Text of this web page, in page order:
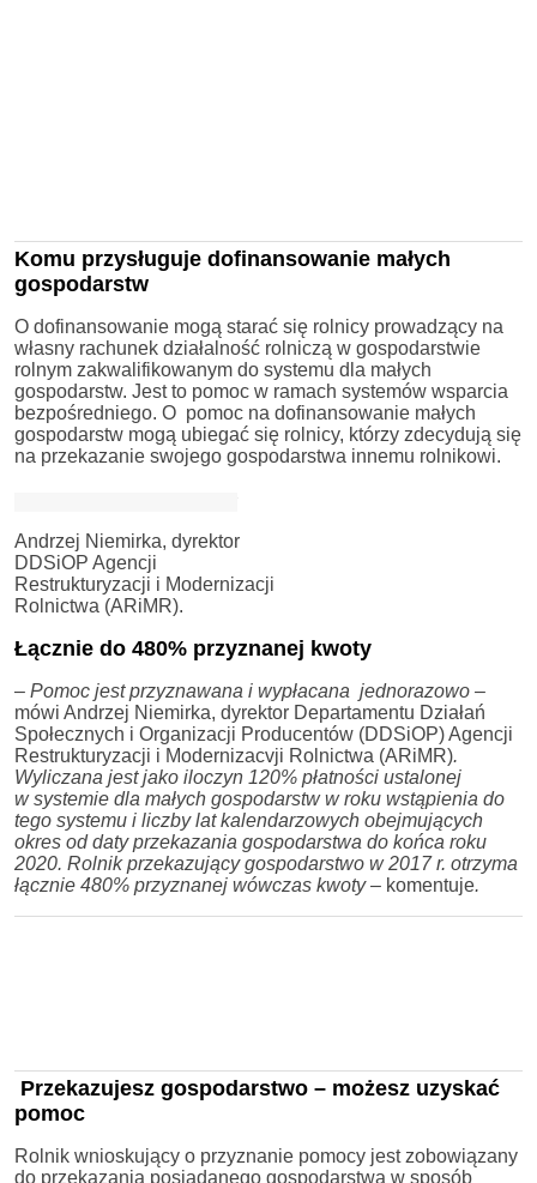
Komu przysługuje dofinansowanie małych
gospodarstw
O dofinansowanie mogą starać się rolnicy prowadzący na
własny rachunek działalność rolniczą w gospodarstwie
rolnym zakwalifikowanym do systemu dla małych
gospodarstw. Jest to pomoc w ramach systemów wsparcia
bezpośredniego. O pomoc na dofinansowanie małych
gospodarstw mogą ubiegać się rolnicy, którzy zdecydują się
na przekazanie swojego gospodarstwa innemu rolnikowi.
Andrzej Niemirka, dyrektor
DDSiOP Agencji
Restrukturyzacji i Modernizacji
Rolnictwa (ARiMR).
Łącznie do 480% przyznanej kwoty
– Pomoc jest przyznawana i wypłacana jednorazowo –
mówi Andrzej Niemirka, dyrektor Departamentu Działań
Społecznych i Organizacji Producentów (DDSiOP) Agencji
Restrukturyzacji i Modernizacvji Rolnictwa (ARiMR).
Wyliczana jest jako iloczyn 120% płatności ustalonej
w systemie dla małych gospodarstw w roku wstąpienia do
tego systemu i liczby lat kalendarzowych obejmujących
okres od daty przekazania gospodarstwa do końca roku
2020. Rolnik przekazujący gospodarstwo w 2017 r. otrzyma
łącznie 480% przyznanej wówczas kwoty – komentuje.
Przekazujesz gospodarstwo – możesz uzyskać
pomoc
Rolnik wnioskujący o przyznanie pomocy jest zobowiązany
do przekazania posiadanego gospodarstwa w sposób